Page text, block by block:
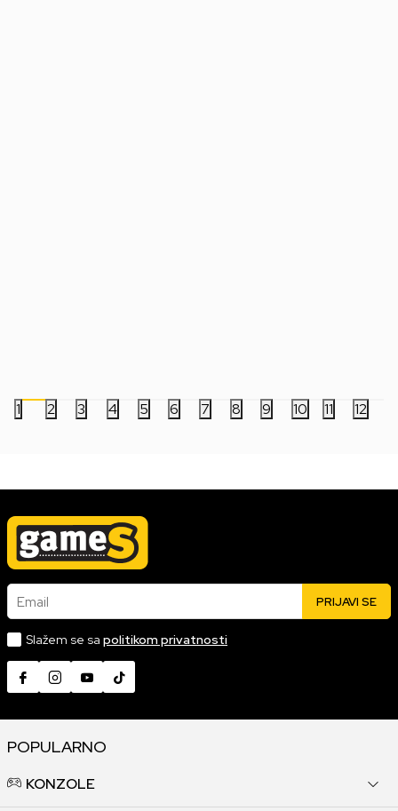
1 2 3 4 5 6 7 8 9 10 11 12
Email PRIJAVI SE
Slažem se sa politikom privatnosti
POPULARNO
KONZOLE